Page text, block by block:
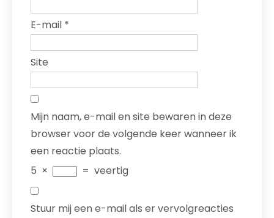
E-mail *
Site
Mijn naam, e-mail en site bewaren in deze
browser voor de volgende keer wanneer ik
een reactie plaats.
5 × = veertig
Stuur mij een e-mail als er vervolgreacties